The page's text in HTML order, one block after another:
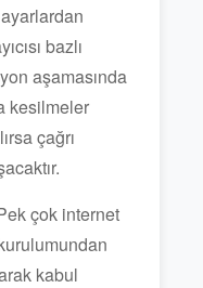
bazlı
aşamasında
kesilmeler
çağrı
çok internet
kabul